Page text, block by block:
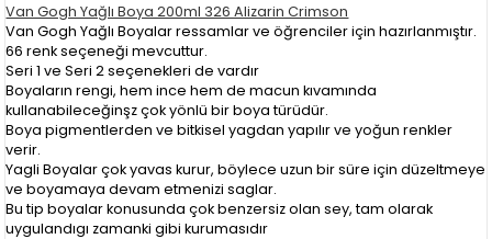
Van Gogh Yağlı Boya 200ml 326 Alizarin Crimson
Van Gogh Yağlı Boyalar ressamlar ve öğrenciler için hazırlanmıştır.
66 renk seçeneği mevcuttur.
Seri 1 ve Seri 2 seçenekleri de vardır
Boyaların rengi, hem ince hem de macun kıvamında
kullanabileceğinşz çok yönlü bir boya türüdür.
Boya pigmentlerden ve bitkisel yagdan yapılır ve yoğun renkler
verir.
Yagli Boyalar çok yavas kurur, böylece uzun bir süre için düzeltmeye
ve boyamaya devam etmenizi saglar.
Bu tip boyalar konusunda çok benzersiz olan sey, tam olarak
uygulandıgı zamanki gibi kurumasıdır